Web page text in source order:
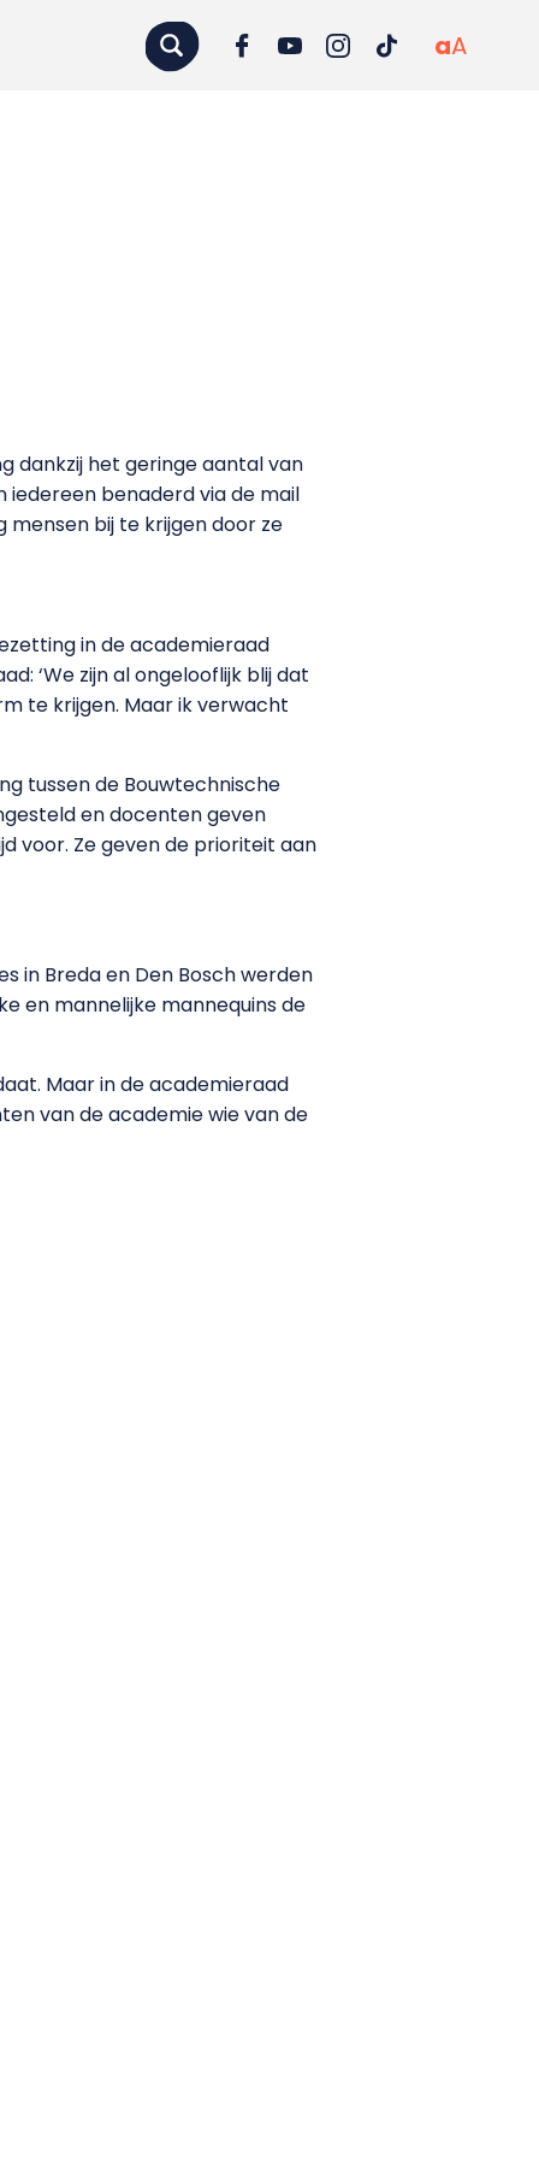
aA
dankzij het geringe aantal van
iedereen benaderd via de mail
mensen bij te krijgen door ze
in de academieraad
‘We zijn al ongelooflijk blij dat
te krijgen. Maar ik verwacht
tussen de Bouwtechnische
en docenten geven
voor. Ze geven de prioriteit aan
in Breda en Den Bosch werden
en mannelijke mannequins de
Maar in de academieraad
van de academie wie van de